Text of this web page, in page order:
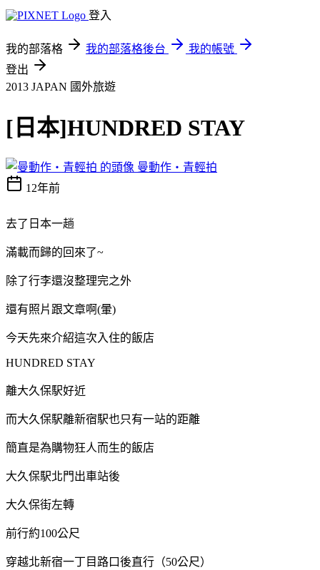
登入
我的部落格 我的部落格後台
我的帳號
登出
2013 JAPAN 國外旅遊
[日本]HUNDRED STAY
曼動作‧青輕拍
12年前
去了日本一趟
滿載而歸的回來了~
除了行李還沒整理完之外
還有照片跟文章啊(暈)
今天先來介紹這次入住的飯店
HUNDRED STAY
離大久保駅好近
而大久保駅離新宿駅也只有一站的距離
簡直是為購物狂人而生的飯店
大久保駅北門出車站後
大久保街左轉
前行約100公尺
穿越北新宿一丁目路口後直行（50公尺）